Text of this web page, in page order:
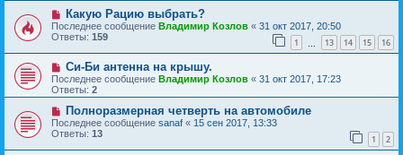
Какую Рацию выбрать?
Последнее сообщение Владимир Козлов « 31 окт 2017, 20:50
Ответы: 159 1 13 14 15 16
Си-Би антенна на крышу.
Последнее сообщение Владимир Козлов « 31 окт 2017, 17:23
Ответы: 2
Полноразмерная четверть на автомобиле
Последнее сообщение sanaf « 15 сен 2017, 13:33
Ответы: 13 1 2